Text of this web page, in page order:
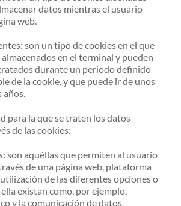
datos mientras el usuario
web.
son un tipo de cookies en el que
en el terminal y pueden
durante un periodo definido
de la cookie, y que puede ir de unos
años.
para la que se traten los datos
de las cookies:
son aquéllas que permiten al usuario
de una página web, plataforma
de las diferentes opciones o
existan como, por ejemplo,
y la comunicación de datos,